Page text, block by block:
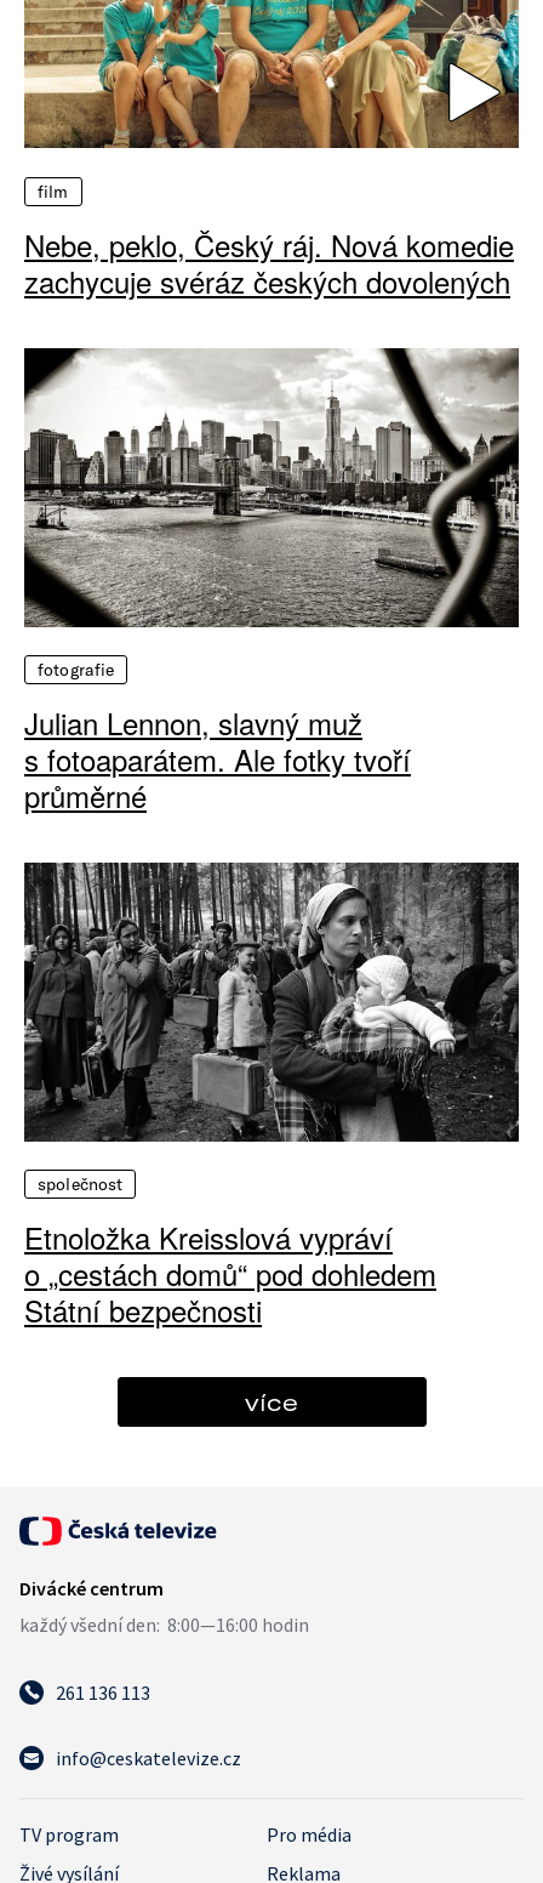
film
Nebe, peklo, Český ráj. Nová komedie
zachycuje svéráz českých dovolených
fotografie
Julian Lennon, slavný muž
s fotoaparátem. Ale fotky tvoří
průměrné
společnost
Etnoložka Kreisslová vypráví
o „cestách domů“ pod dohledem
Státní bezpečnosti
více
261 136 113
info@ceskatelevize.cz
TV program
Pro média
Živé vysílání
Reklama